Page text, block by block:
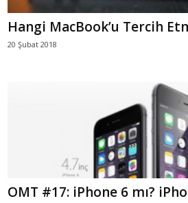
Hangi MacBook’u Tercih
20 Şubat 2018
OMT #17: iPhone 6 mı?